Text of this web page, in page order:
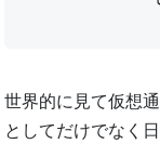
世界的に見て仮想
としてだけでなく